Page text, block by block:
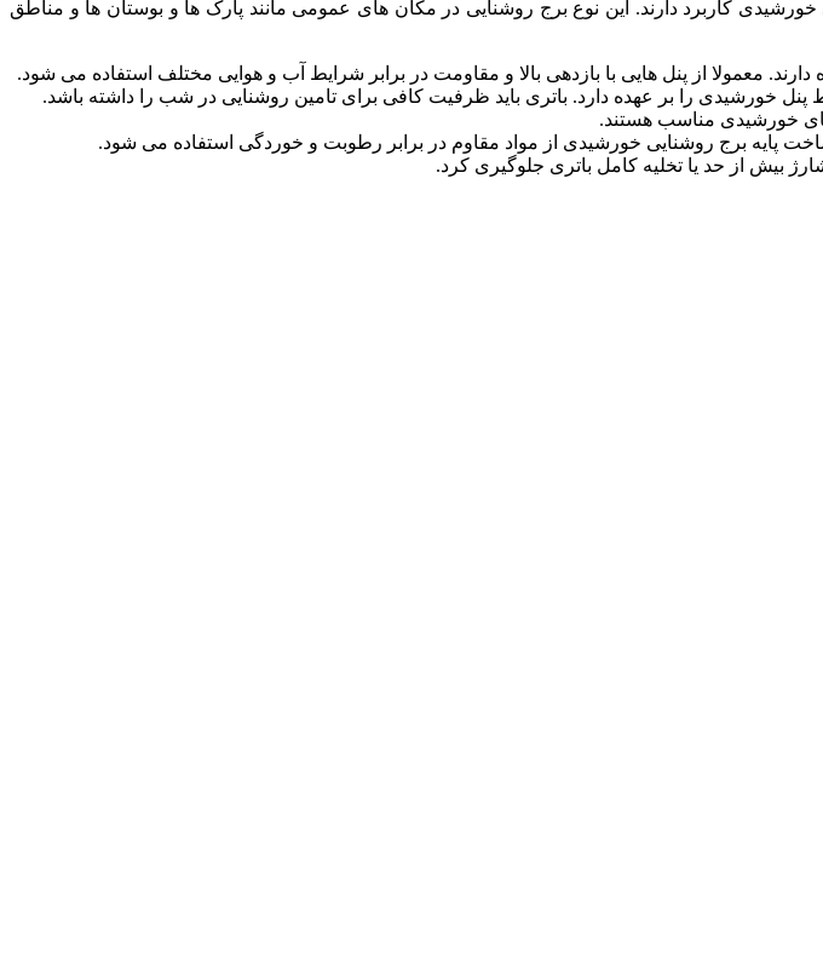
کاربرد دارند. این نوع برج روشنایی در مکان های عمومی مانند پارک ها و بوستان ها و مناطق
معمولا از پنل هایی با بازدهی بالا و مقاومت در برابر شرایط آب و هوایی مختلف استفاده می شود.
خورشیدی را بر عهده دارد. باتری باید ظرفیت کافی برای تامین روشنایی در شب را داشته باشد.
های خورشیدی مناسب هستند.
پایه برج روشنایی خورشیدی از مواد مقاوم در برابر رطوبت و خوردگی استفاده می شود.
بیش از حد یا تخلیه کامل باتری جلوگیری کرد.